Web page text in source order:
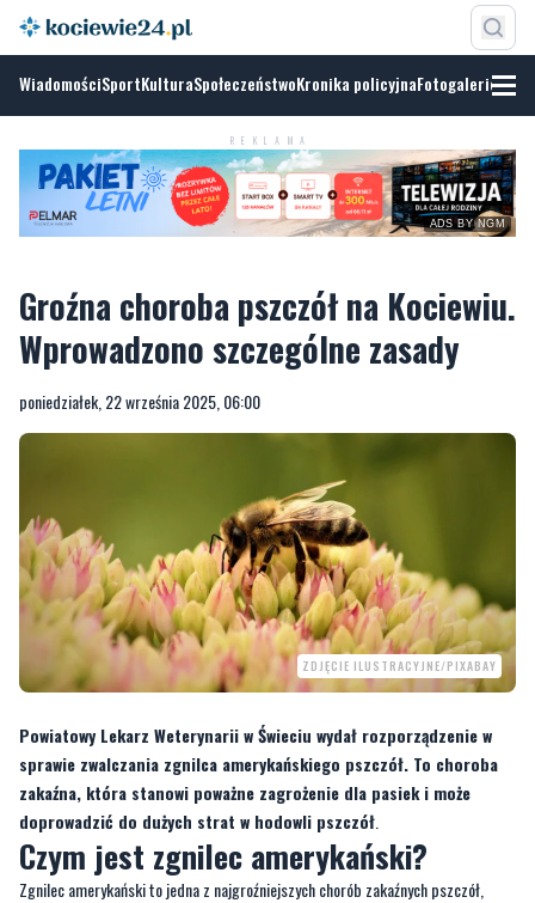
WiadomościSportKulturaSpołeczeństwoKronika policyjnaFotogalerie
REKLAMA
ADS BY NGM
Groźna choroba pszczół na Kociewiu.
Wprowadzono szczególne zasady
poniedziałek, 22 września 2025, 06:00
ZDJĘCIE ILUSTRACYJNE/PIXABAY
Powiatowy Lekarz Weterynarii w Świeciu wydał rozporządzenie w
sprawie zwalczania zgnilca amerykańskiego pszczół. To choroba
zakaźna, która stanowi poważne zagrożenie dla pasiek i może
doprowadzić do dużych strat w hodowli pszczół
Czym jest zgnilec amerykański?
Zgnilec amerykański to jedna z najgroźniejszych chorób zakaźnych pszczół,